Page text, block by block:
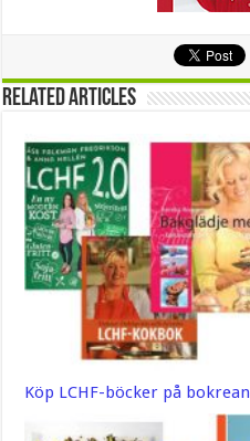
Related Articles
Köp LCHF-böcker på bokrean